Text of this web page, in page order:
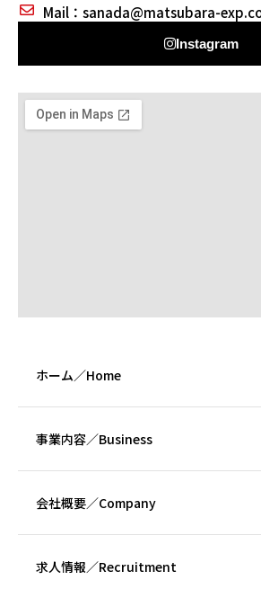
Mail：
moc.pxe-
@adanas
Instagram
ホーム／Home
事業内容／Business
会社概要／Company
求人情報／Recruitment